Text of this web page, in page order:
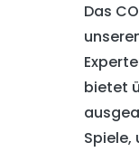
Das
bietet
Spiele,